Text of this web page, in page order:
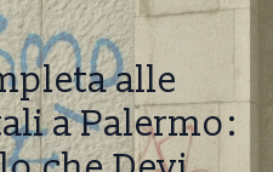
alle
a Palermo: